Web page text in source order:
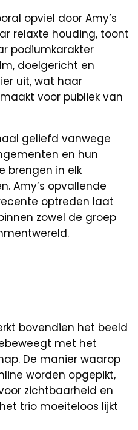
opviel door Amy’s
relaxte houding, toont
podiumkarakter
doelgericht en
uit, wat haar
voor publiek van
geliefd vanwege
en hun
brengen in elk
Amy’s opvallende
optreden laat
zowel de groep
bovendien het beeld
met het
De manier waarop
worden opgepikt,
zichtbaarheid en
trio moeiteloos lijkt